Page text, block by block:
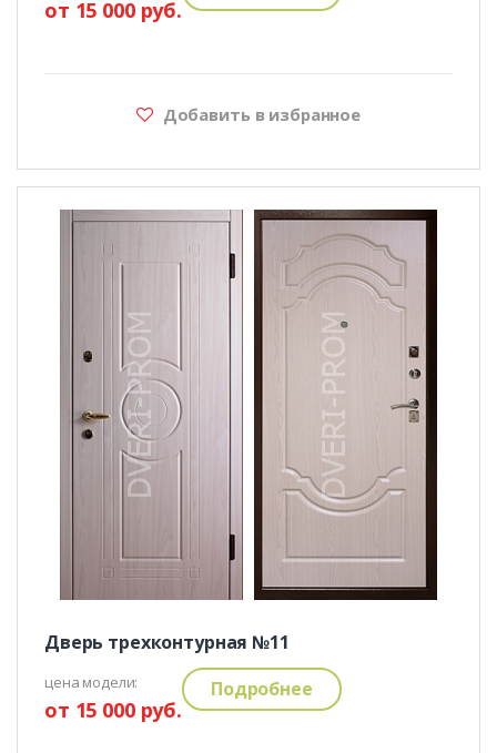
от 15 000 руб.
Добавить в избранное
Дверь трехконтурная №11
цена модели:
от 15 000 руб.
Подробнее